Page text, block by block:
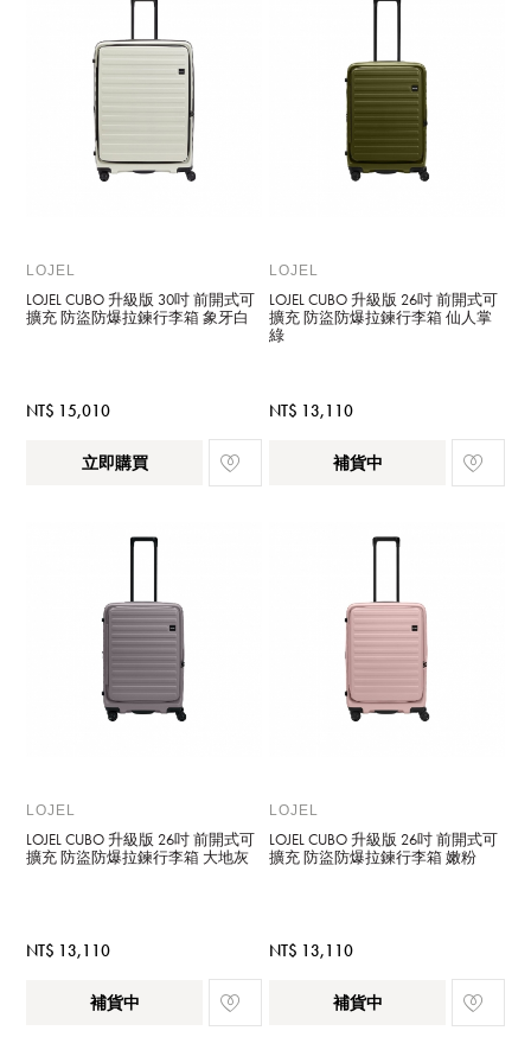
LOJEL
LOJEL CUBO 升級版 30吋 前開式可
擴充 防盜防爆拉鍊行李箱 象牙白
NT$ 15,010
立即購買
LOJEL
LOJEL CUBO 升級版 26吋 前開式可
擴充 防盜防爆拉鍊行李箱 仙人掌
綠
NT$ 13,110
補貨中
LOJEL
LOJEL CUBO 升級版 26吋 前開式可
擴充 防盜防爆拉鍊行李箱 大地灰
NT$ 13,110
補貨中
LOJEL
LOJEL CUBO 升級版 26吋 前開式可
擴充 防盜防爆拉鍊行李箱 嫩粉
NT$ 13,110
補貨中